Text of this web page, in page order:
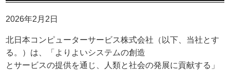
2026年2月2日
北日本コンピューターサービス株式会社（以下、当社とす
る。）は、「よりよいシステムの創造
とサービスの提供を通じ、人類と社会の発展に貢献する」